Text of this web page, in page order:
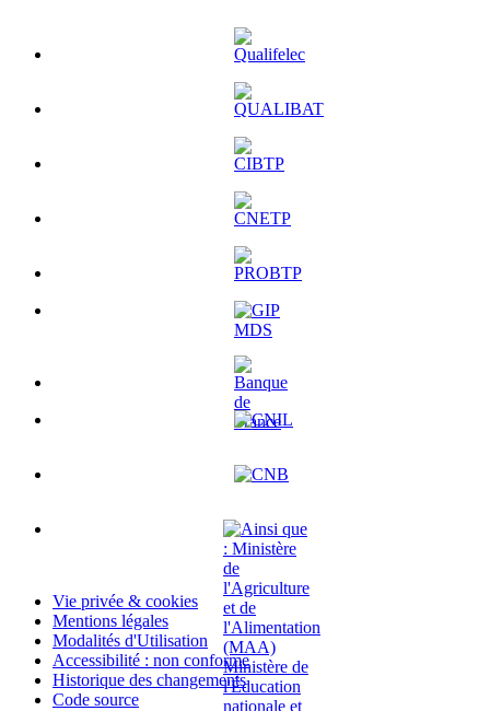
Vie privée & cookies
Mentions légales
Modalités d'Utilisation
Accessibilité : non conforme
Historique des changements
Code source